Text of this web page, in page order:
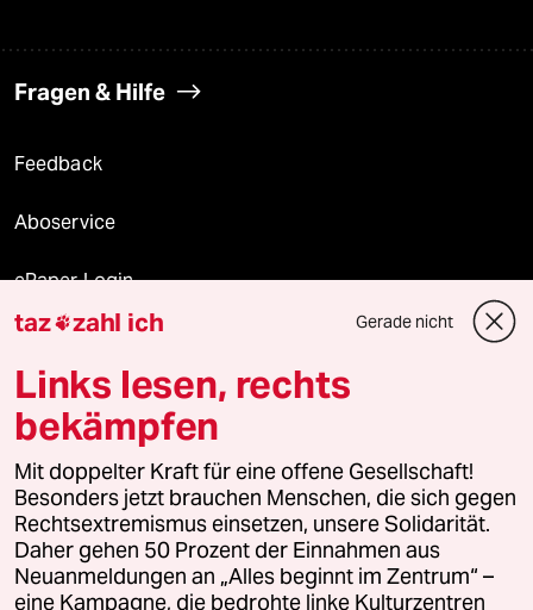
Fragen & Hilfe
Feedback
Aboservice
ePaper Login
Downloads für Abonnierende
© 2026 taz Verlags und Vertriebs GmbH
Alle Rechte vorbehalten. Bei rechtlichen Fragen oder für Genehmigungen
wenden Sie sich bitte an lizenzen@taz.de
Feedback Redaktionsstatut Kommune-Richtlinien
taz zahl ich Gerade nicht
Links lesen, rechts
bekämpfen
Mit doppelter Kraft für eine offene Gesellschaft!
Besonders jetzt brauchen Menschen, die sich gegen
Rechtsextremismus einsetzen, unsere Solidarität.
Daher gehen 50 Prozent der Einnahmen aus
Neuanmeldungen an „Alles beginnt im Zentrum“ –
eine Kampagne, die bedrohte linke Kulturzentren